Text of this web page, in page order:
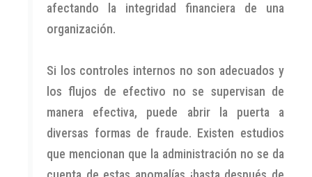
afectando la integridad financiera de una
organización.
Si los controles internos no son adecuados y
los flujos de efectivo no se supervisan de
manera efectiva, puede abrir la puerta a
diversas formas de fraude. Existen estudios
que mencionan que la administración no se da